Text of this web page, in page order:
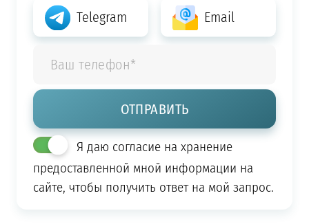
Telegram Email
Я даю согласие на хранение
предоставленной мной информации на
сайте, чтобы получить ответ на мой запрос.